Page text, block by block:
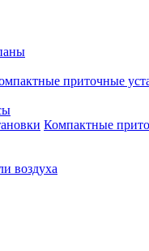
приточные
Компактные
воздуха